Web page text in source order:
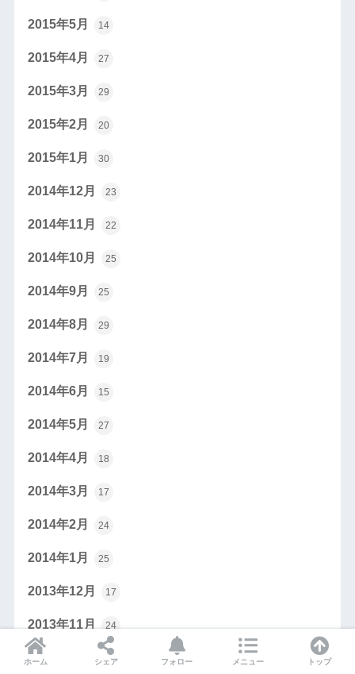
2015年5月 14
2015年4月 27
2015年3月 29
2015年2月 20
2015年1月 30
2014年12月 23
2014年11月 22
2014年10月 25
2014年9月 25
2014年8月 29
2014年7月 19
2014年6月 15
2014年5月 27
2014年4月 18
2014年3月 17
2014年2月 24
2014年1月 25
2013年12月 17
2013年11月 24
2013年10月 21
ホーム シェア フォロー メニュー トップ